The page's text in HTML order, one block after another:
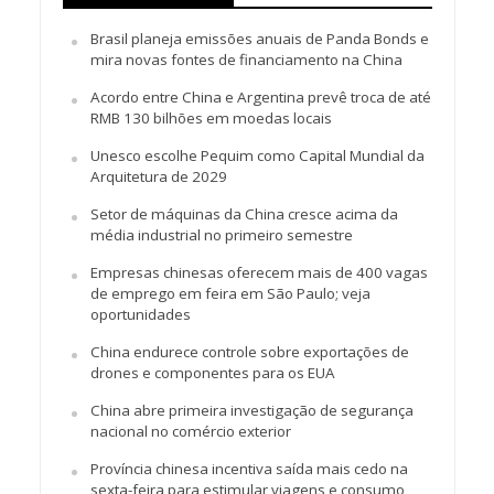
Brasil planeja emissões anuais de Panda Bonds e
mira novas fontes de financiamento na China
Acordo entre China e Argentina prevê troca de até
RMB 130 bilhões em moedas locais
Unesco escolhe Pequim como Capital Mundial da
Arquitetura de 2029
Setor de máquinas da China cresce acima da
média industrial no primeiro semestre
Empresas chinesas oferecem mais de 400 vagas
de emprego em feira em São Paulo; veja
oportunidades
China endurece controle sobre exportações de
drones e componentes para os EUA
China abre primeira investigação de segurança
nacional no comércio exterior
Província chinesa incentiva saída mais cedo na
sexta-feira para estimular viagens e consumo